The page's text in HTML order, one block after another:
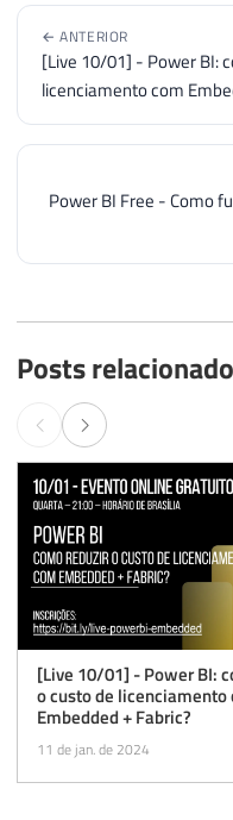
← ANTERIOR
[Live 10/01] - Power BI:
licenciamento com
Power BI Free - Como
Posts
[Live 10/01] - Power BI:
o custo de licenciamento
Embedded + Fabric?
11 de jan. de 2024